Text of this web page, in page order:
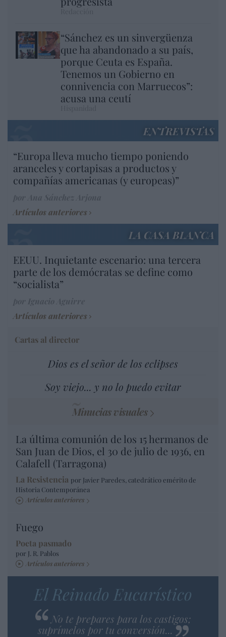
“Sánchez es un sinvergüenza
que ha abandonado a su país,
porque Ceuta es España.
Tenemos un Gobierno en
connivencia con Marruecos”:
acusa una ceutí
ENTREVISTAS
“Europa lleva mucho tiempo poniendo
aranceles y cortapisas a productos y
compañías americanas (y europeas)”
Artículos anteriores
LA CASA BLANCA
EEUU. Inquietante escenario: una tercera
parte de los demócratas se define como
“socialista”
Artículos anteriores
Cartas al director
Dios es el señor de los eclipses
Soy viejo... y no lo puedo evitar
Minucias visuales
La última comunión de los 15 hermanos de
San Juan de Dios, el 30 de julio de 1936, en
Calafell (Tarragona)
La Resistencia por Javier Paredes, catedrático emérito de
Historia Contemporánea
Artículos anteriores
Fuego
Poeta pasmado
por J. R. Pablos
Artículos anteriores
El Reinado Eucarístico
No te prepares para los castigos;
suprímelos por tu conversión...